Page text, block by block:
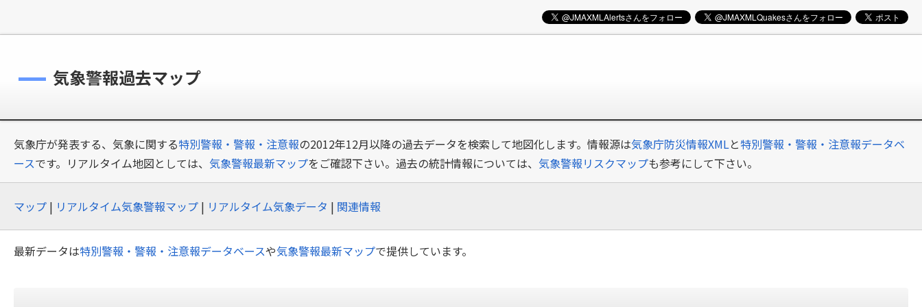
気象警報過去マップ
気象庁が発表する、気象に関する特別警報・警報・注意報の2012年12月以降の過去データを検索して地図化します。情報源は気象庁防災情報XMLと特別警報・警報・注意報データベ
ースです。リアルタイム地図としては、 気象警報最新マップをご確認下さい。過去の統計情報については、 気象警報リスクマップも参考にして下さい。
マップ | リアルタイム気象警報マップ | リアルタイム気象データ | 関連情報
最新データは特別警報・警報・注意報データベースや気象警報最新マップで提供しています。